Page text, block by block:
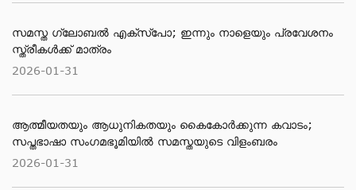
സമസ്ത ഗ്ലോബൽ എക്സ്പോ; ഇന്നും നാളെയും പ്രവേശനം
സ്ത്രീകൾക്ക് മാത്രം
2026-01-31
ആത്മീയതയും ആധുനികതയും കൈകോർക്കുന്ന കവാടം;
സപ്തഭാഷാ സംഗമഭൂമിയിൽ സമസ്തയുടെ വിളംബരം
2026-01-31